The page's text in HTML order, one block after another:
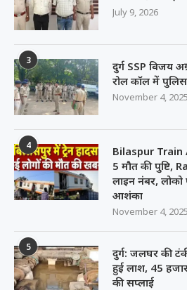
July 9, 2026
3
दुर्ग SSP विजय
रोल कॉल में
November 4, 2025
4
Bilaspur
5 मौत की पुष्टि,
लाइन नंबर,
आशंका
November 4, 2025
5
दुर्ग: जलघर की
हुई लाश, 45
की सप्लाई